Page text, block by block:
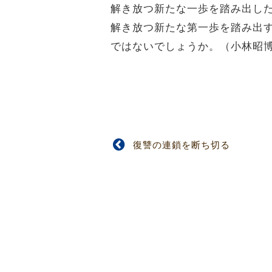
解き放つ新たな一歩を踏み出し
解き放つ新たな第一歩を踏み出
ではないでしょうか。（小林昭
復讐の連鎖を断ち切る